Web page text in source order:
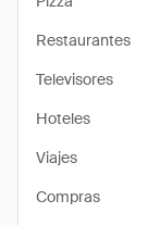
Restaurantes
Televisores
Hoteles
Viajes
Compras